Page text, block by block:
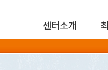
센터소개